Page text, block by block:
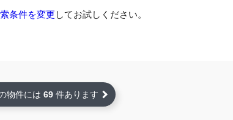
条件を変更 してお試しください。
物件には 69 件あります